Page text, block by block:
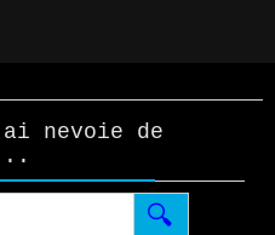
ai nevoie de
Search